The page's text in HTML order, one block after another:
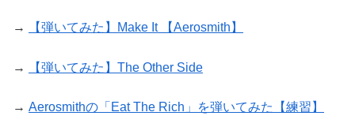
→ 【弾いてみた】Make It 【Aerosmith】
→ 【弾いてみた】The Other Side
→ Aerosmithの「Eat The Rich」を弾いてみた【練習】